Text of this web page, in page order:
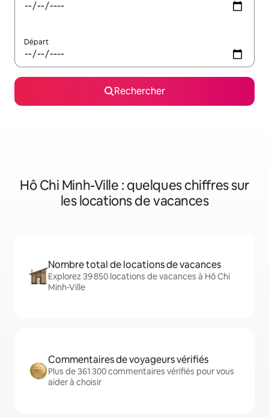
Départ
Rechercher
Hô Chi Minh-Ville : quelques chiffres sur
les locations de vacances
Nombre total de locations de vacances
Explorez 39 850 locations de vacances à Hô Chi
Minh-Ville
Commentaires de voyageurs vérifiés
Plus de 361 300 commentaires vérifiés pour vous
aider à choisir